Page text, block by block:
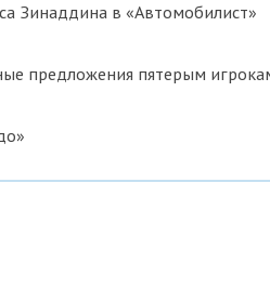
Зинаддина в «Автомобилист»
предложения пятерым